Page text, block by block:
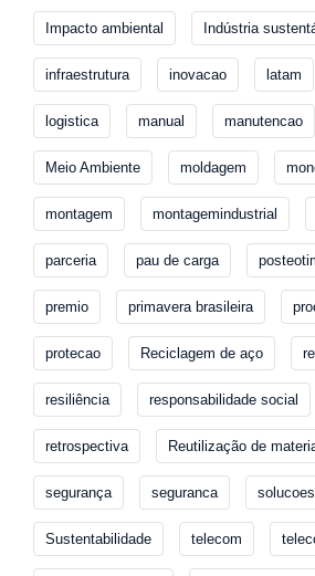
Impacto ambiental Indústria
infraestrutura inovacao latam
logistica manual manutencao
Meio Ambiente moldagem
montagem montagemindustrial
parceria pau de carga
premio primavera brasileira
protecao Reciclagem de aço
resiliência responsabilidade social
retrospectiva Reutilização de
segurança seguranca solucoes
Sustentabilidade telecom